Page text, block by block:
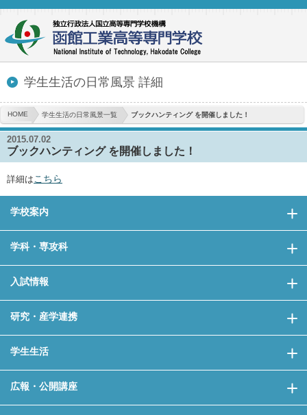
学生生活の日常風景 詳細
HOME 学生生活の日常風景一覧 ブックハンティング を開催しました！
2015.07.02
ブックハンティング を開催しました！
詳細は こちら
学校案内
学科・専攻科
入試情報
研究・産学連携
学生生活
広報・公開講座